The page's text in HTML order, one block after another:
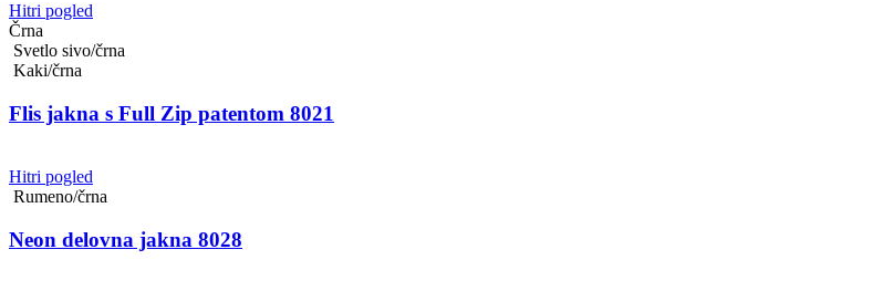
Hitri pogled
Črna
Svetlo sivo/črna
Kaki/črna
Flis jakna s Full Zip patentom 8021
Hitri pogled
Rumeno/črna
Neon delovna jakna 8028